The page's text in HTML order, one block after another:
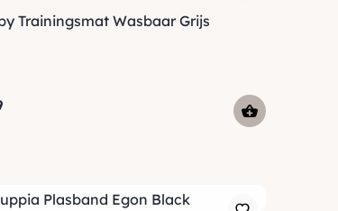
Trainingsmat Wasbaar Grijs